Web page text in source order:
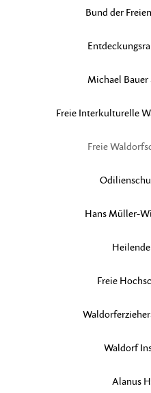
Bund der
Michael
Freie Interkulturelle
Freie
Hans Müller-
Freie
Waldorf
Alanus